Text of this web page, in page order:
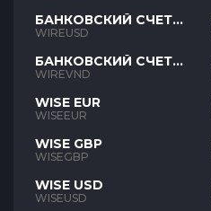
БАНКОВСКИЙ СЧЕТ
USD
WIREUSD
БАНКОВСКИЙ СЧЕТ
VND
WIREVND
WISE EUR
WISEEUR
WISE GBP
WISEGBP
WISE USD
WISEUSD